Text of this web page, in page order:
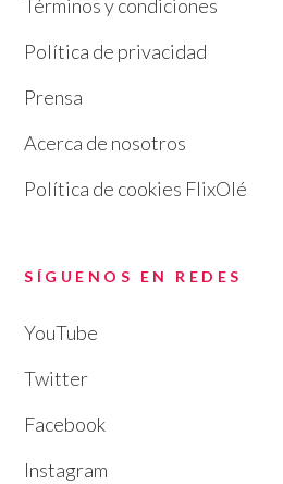
Términos y condiciones
Política de privacidad
Prensa
Acerca de nosotros
Política de cookies FlixOlé
SÍGUENOS EN REDES
YouTube
Twitter
Facebook
Instagram